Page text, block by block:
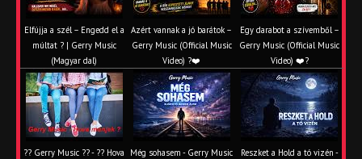
Elfújja a szél – Engedd el a
múltat ? | Gerry Music
(Magyar dal)
Azért vannak a jó barátok –
Gerry Music (Official Music
Video) ?❤️
Egy darabot a szívemből –
Gerry Music (Official Music
Video) ❤️?
?? Gerry Music ?? - ?? Hova
Még sohasem - Gerry Music
Reszket a Hold a tó vizén -